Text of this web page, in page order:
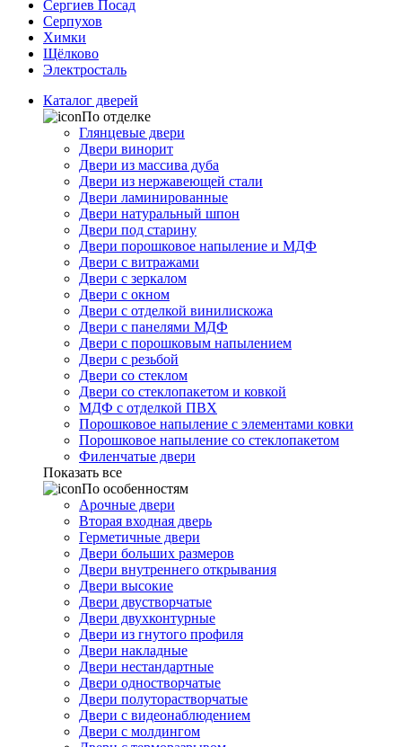
Сергиев Посад
Серпухов
Химки
Щёлково
Электросталь
Каталог дверей
По отделке
Глянцевые двери
Двери винорит
Двери из массива дуба
Двери из нержавеющей стали
Двери ламинированные
Двери натуральный шпон
Двери под старину
Двери порошковое напыление и МДФ
Двери с витражами
Двери с зеркалом
Двери с окном
Двери с отделкой винилискожа
Двери с панелями МДФ
Двери с порошковым напылением
Двери с резьбой
Двери со стеклом
Двери со стеклопакетом и ковкой
МДФ с отделкой ПВХ
Порошковое напыление с элементами ковки
Порошковое напыление со стеклопакетом
Филенчатые двери
Показать все
По особенностям
Арочные двери
Вторая входная дверь
Герметичные двери
Двери больших размеров
Двери внутреннего открывания
Двери высокие
Двери двустворчатые
Двери двухконтурные
Двери из гнутого профиля
Двери накладные
Двери нестандартные
Двери одностворчатые
Двери полуторастворчатые
Двери с видеонаблюдением
Двери с молдингом